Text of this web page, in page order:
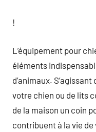
!
L’équipement pour
éléments
d’animaux.
votre chien ou de lits
de la maison un coin
contribuent à la vie de